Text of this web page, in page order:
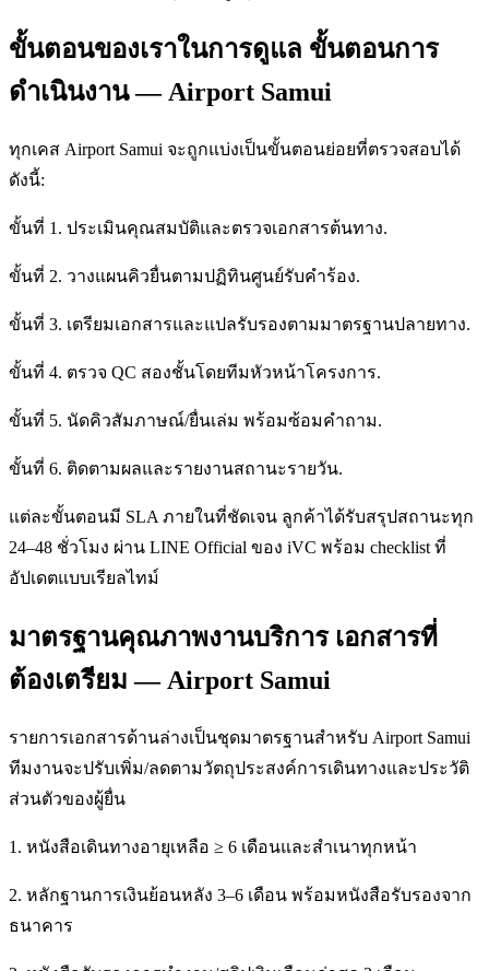
ขั้นตอนของเราในการดูแล ขั้นตอนการ
ดำเนินงาน — Airport Samui
ทุกเคส Airport Samui จะถูกแบ่งเป็นขั้นตอนย่อยที่ตรวจสอบได้
ดังนี้:
ขั้นที่ 1. ประเมินคุณสมบัติและตรวจเอกสารต้นทาง.
ขั้นที่ 2. วางแผนคิวยื่นตามปฏิทินศูนย์รับคำร้อง.
ขั้นที่ 3. เตรียมเอกสารและแปลรับรองตามมาตรฐานปลายทาง.
ขั้นที่ 4. ตรวจ QC สองชั้นโดยทีมหัวหน้าโครงการ.
ขั้นที่ 5. นัดคิวสัมภาษณ์/ยื่นเล่ม พร้อมซ้อมคำถาม.
ขั้นที่ 6. ติดตามผลและรายงานสถานะรายวัน.
แต่ละขั้นตอนมี SLA ภายในที่ชัดเจน ลูกค้าได้รับสรุปสถานะทุก
24–48 ชั่วโมง ผ่าน LINE Official ของ iVC พร้อม checklist ที่
อัปเดตแบบเรียลไทม์
มาตรฐานคุณภาพงานบริการ เอกสารที่
ต้องเตรียม — Airport Samui
รายการเอกสารด้านล่างเป็นชุดมาตรฐานสำหรับ Airport Samui
ทีมงานจะปรับเพิ่ม/ลดตามวัตถุประสงค์การเดินทางและประวัติ
ส่วนตัวของผู้ยื่น
1. หนังสือเดินทางอายุเหลือ ≥ 6 เดือนและสำเนาทุกหน้า
2. หลักฐานการเงินย้อนหลัง 3–6 เดือน พร้อมหนังสือรับรองจาก
ธนาคาร